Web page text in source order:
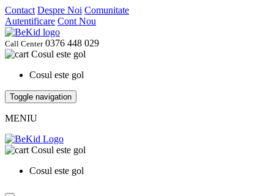
Contact Despre Noi Comunitate
Autentificare Cont Nou
Call Center0376 448 029
Cosul este gol
Cosul este gol
Toggle navigation
MENIU
Cosul este gol
Cosul este gol